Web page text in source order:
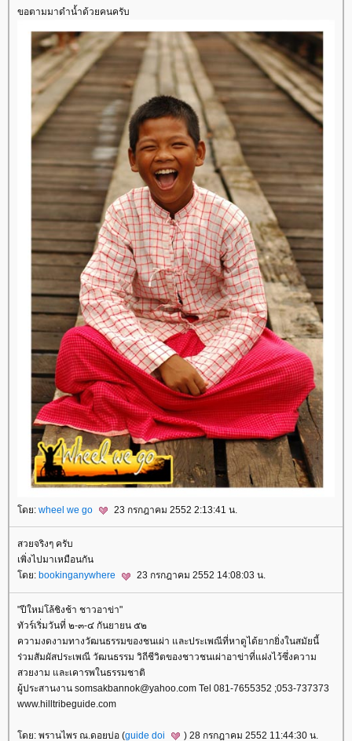
ขอตามมาดำน้ำด้วยคนครับ
ดย: wheel we go 23 กรกฎาคม 2552 2:13:41 น.
สวยจริงๆ ครับ
เพิ่งไปมาเหมือนกัน
ดย: bookinganywhere 23 กรกฎาคม 2552 14:08:03 น.
"ปีใหม่โล้ชิงช้า ชาวอาข่า"
ทัวร์เริ่มวันที่ ๒-๓-๔ กันยายน ๕๒
ความงดงามทางวัฒนธรรมของชนเผ่า และประเพณีที่หาดูได้ยากยิ่งในสมัยนี้
ร่วมสัมผัสประเพณี วัฒนธรรม วิถีชีวิตของชาวชนเผ่าอาข่าที่แฝงไว้ซึ่งความ
สวยงาม และเคารพในธรรมชาติ
ผู้ประสานงาน somsakbannok@yahoo.com Tel 081-7655352 ;053-737373
www.hilltribeguide.com
ดย: พรานไพร ณ.ดอยบ่อ (guide doi ) 28 กรกฎาคม 2552 11:44:30 น.